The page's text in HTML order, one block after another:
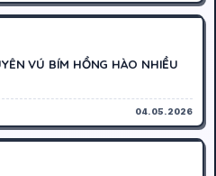
VÚ BÍM HỒNG HÀO NHIỀU
04.05.2026